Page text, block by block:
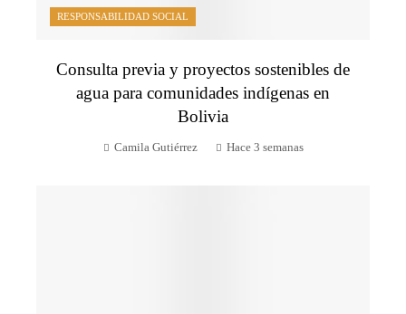
RESPONSABILIDAD SOCIAL
Consulta previa y proyectos sostenibles de
agua para comunidades indígenas en
Bolivia
Camila Gutiérrez Hace 3 semanas